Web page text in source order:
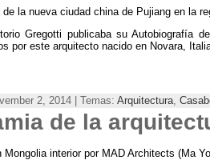
la nueva ciudad china de Pujiang en la
Gregotti publicaba su Autobiografía
por este arquitecto nacido en Novara,
2, 2014 | Temas: Arquitectura
de la
Mongolia interior por MAD Architects (Ma